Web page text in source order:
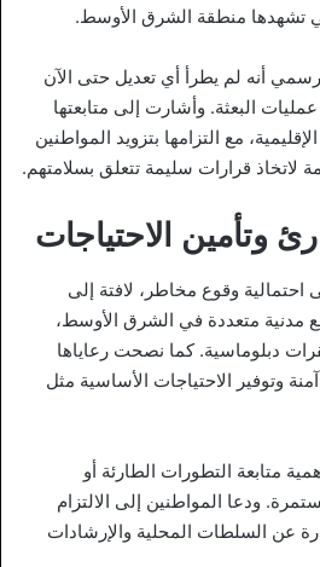
تشهدها منطقة الشرق الأوسط.
أنه لم يطرأ أي تعديل حتى الآن
البعثة. وأشارت إلى متابعتها
مع التزامها بتزويد المواطنين
لاتخاذ قرارات سليمة تتعلق بسلامتهم.
وتأمين الاحتياجات
احتمالية وقوع مخاطر، لافتة إلى
مدنية متعددة في الشرق الأوسط،
دبلوماسية. كما نصحت رعاياها
وتوفير الاحتياجات الأساسية مثل
متابعة التطورات الطارئة أو
ودعا المواطنين إلى الالتزام
عن السلطات المحلية والإرشادات